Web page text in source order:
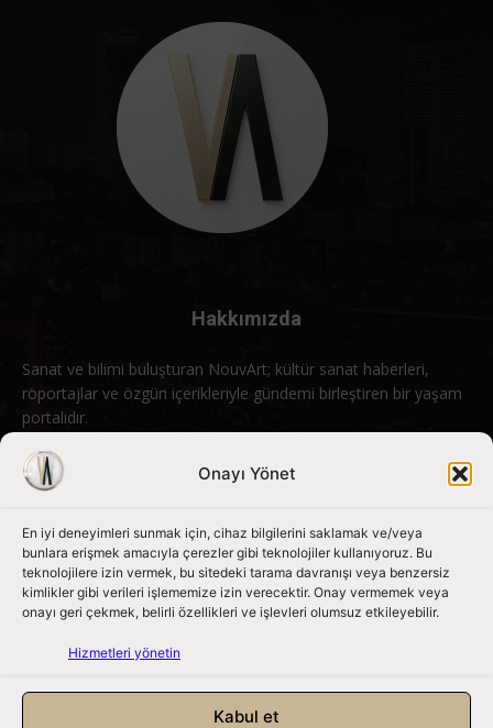
Onayı Yönet
En iyi deneyimleri sunmak için, cihaz bilgilerini saklamak ve/veya
bunlara erişmek amacıyla çerezler gibi teknolojiler kullanıyoruz. Bu
teknolojilere izin vermek, bu sitedeki tarama davranışı veya benzersiz
kimlikler gibi verileri işlememize izin verecektir. Onay vermemek veya
onayı geri çekmek, belirli özellikleri ve işlevleri olumsuz etkileyebilir.
Hizmetleri yönetin
Kabul et
Hakkımızda
Sanat ve bilimi buluşturan NouvArt; kültür sanat haberleri,
röportajlar ve özgün içerikleriyle gündemi birleştiren bir yaşam
portalıdır.
Bizimle iletişime geçin: info@nouvart.net
Bizi Takip Edin